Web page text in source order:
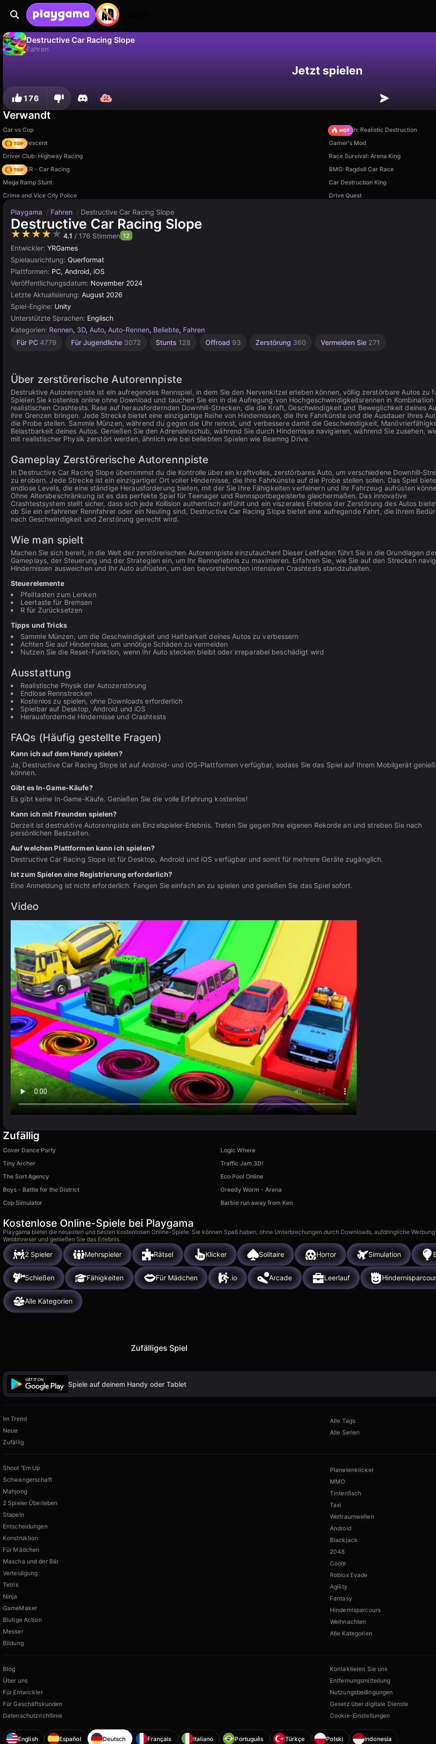
Destructive Car Racing Slope
Fahren
Jetzt spielen
176
Verwandt
Car vs Cop
Car Crush: Realistic Destruction
Deadly Descent
Gamer's Mod
Driver Club: Highway Racing
Race Survival: Arena King
MR RACER - Car Racing
BMG: Ragdoll Car Race
Mega Ramp Stunt
Car Destruction King
Crime and Vice City Police
Drive Quest
Playgama / Fahren / Destructive Car Racing Slope
Destructive Car Racing Slope
★★★★★ 4.1 / 176 Stimmen 12
Entwickler: YRGames
Spielausrichtung: Querformat
Plattformen: PC, Android, iOS
Veröffentlichungsdatum: November 2024
Letzte Aktualisierung: August 2026
Spiel-Engine: Unity
Unterstützte Sprachen: Englisch
Kategorien: Rennen, 3D, Auto, Auto-Rennen, Beliebte, Fahren
Für PC 4779 Für Jugendliche 3072 Stunts 128 Offroad 93 Zerstörung 360 Vermeiden Sie 271
Crash
Endlos
Derby
Geschwindigkeit
Autounfall
Drag
Agility
Desktop
Demolition
Rallye
Hochwertige
Einfache
Browser
Unity
Über zerstörerische Autorennpiste
Destruktive Autorennpiste ist ein aufregendes Rennspiel, in dem Sie den Nervenkitzel erleben können, völlig zerstörbare Autos zu
Spielen Sie kostenlos online ohne Download und tauchen Sie ein in die Aufregung von Hochgeschwindigkeitsrennen in Kombination
realistischen Crashtests. Rase auf herausfordernden Downhill-Strecken, die die Kraft, Geschwindigkeit und Beweglichkeit deines
ihre Grenzen bringen. Jede Strecke bietet eine einzigartige Reihe von Hindernissen, die Ihre Fahrkünste und die Ausdauer Ihres
die Probe stellen. Sammle Münzen, während du gegen die Uhr rennst, und verbessere damit die Geschwindigkeit,
Belastbarkeit deines Autos. Genießen Sie den Adrenalinschub, während Sie durch Hindernisse navigieren, während Sie zusehen,
mit realistischer Physik zerstört werden, ähnlich wie bei beliebten Spielen wie Beamng Drive.
Gameplay Zerstörerische Autorennpiste
In Destructive Car Racing Slope übernimmst du die Kontrolle über ein kraftvolles, zerstörbares Auto, um verschiedene Downhill-
zu erobern. Jede Strecke ist ein einzigartiger Ort voller Hindernisse, die Ihre Fahrkünste auf die Probe stellen sollen. Das Spiel
endlose Levels, die eine ständige Herausforderung bieten, mit der Sie Ihre Fähigkeiten verfeinern und Ihr Fahrzeug aufrüsten
Ohne Altersbeschränkung ist es das perfekte Spiel für Teenager und Rennsportbegeisterte gleichermaßen. Das innovative
Crashtestsystem stellt sicher, dass sich jede Kollision authentisch anfühlt und ein viszerales Erlebnis der Zerstörung des Autos
ob Sie ein erfahrener Rennfahrer oder ein Neuling sind, Destructive Car Racing Slope bietet eine aufregende Fahrt, die Ihrem
nach Geschwindigkeit und Zerstörung gerecht wird.
Wie man spielt
Machen Sie sich bereit, in die Welt der zerstörerischen Autorennpiste einzutauchen! Dieser Leitfaden führt Sie in die Grundlagen
Gameplays, der Steuerung und der Strategien ein, um Ihr Rennerlebnis zu maximieren. Erfahren Sie, wie Sie auf den Strecken
Hindernissen ausweichen und Ihr Auto aufrüsten, um den bevorstehenden intensiven Crashtests standzuhalten.
Steuerelemente
Pfeiltasten zum Lenken
Leertaste für Bremsen
R für Zurücksetzen
Tipps und Tricks
Sammle Münzen, um die Geschwindigkeit und Haltbarkeit deines Autos zu verbessern
Achten Sie auf Hindernisse, um unnötige Schäden zu vermeiden
Nutzen Sie die Reset-Funktion, wenn Ihr Auto stecken bleibt oder irreparabel beschädigt wird
Ausstattung
Realistische Physik der Autozerstörung
Endlose Rennstrecken
Kostenlos zu spielen, ohne Downloads erforderlich
Spielbar auf Desktop, Android und iOS
Herausfordernde Hindernisse und Crashtests
FAQs (Häufig gestellte Fragen)
Kann ich auf dem Handy spielen?
Ja, Destructive Car Racing Slope ist auf Android- und iOS-Plattformen verfügbar, sodass Sie das Spiel auf Ihrem Mobilgerät
können.
Gibt es In-Game-Käufe?
Es gibt keine In-Game-Käufe. Genießen Sie die volle Erfahrung kostenlos!
Kann ich mit Freunden spielen?
Derzeit ist destruktive Autorennpiste ein Einzelspieler-Erlebnis. Treten Sie gegen Ihre eigenen Rekorde an und streben Sie nach
persönlichen Bestzeiten.
Auf welchen Plattformen kann ich spielen?
Destructive Car Racing Slope ist für Desktop, Android und iOS verfügbar und somit für mehrere Geräte zugänglich.
Ist zum Spielen eine Registrierung erforderlich?
Eine Anmeldung ist nicht erforderlich. Fangen Sie einfach an zu spielen und genießen Sie das Spiel sofort.
Video
Zufällig
Cover Dance Party
Logic Where
Tiny Archer
Traffic Jam 3D!
The Sort Agency
Eco Pool Online
Boys - Battle for the District
Greedy Worm - Arena
Cop Simulator
Barbie run away from Ken
Kostenlose Online-Spiele bei Playgama
Playgama bietet die neuesten und besten kostenlosen Online-Spiele. Sie können Spaß haben, ohne Unterbrechungen durch Downloads, aufdringliche
Webbrowser und genießen Sie das Erlebnis.
2 Spieler Mehrspieler Rätsel Klicker Solitaire Horror Simulation
Schießen Fähigkeiten Für Mädchen .io Arcade Leerlauf
Alle Kategorien
Zufälliges Spiel
Spiele auf deinem Handy oder Tablet
Im Trend
Neue
Zufällig
Alle Tags
Alle Serien
Shoot 'Em Up
Schwangerschaft
Mahjong
2 Spieler Überleben
Stapeln
Entscheidungen
Konstruktion
Für Mädchen
Mascha und der Bär
Verteidigung
Tetris
Ninja
GameMaker
Blutige Action
Messer
Bildung
Planetenklicker
MMO
Tintenfisch
Taxi
Weltraumwellen
Android
Blackjack
2048
Coole
Roblox Evade
Agility
Fantasy
Hindernisparcours
Weihnachten
Alle Kategorien
Blog
Über uns
Für Entwickler
Für Geschäftskunden
Datenschutzrichtlinie
Kontaktieren Sie uns
Entfernungsmitteilung
Nutzungsbedingungen
Gesetz über digitale Dienste
Cookie-Einstellungen
English Español Deutsch Français Italiano Português Türkçe Polski Indonesia